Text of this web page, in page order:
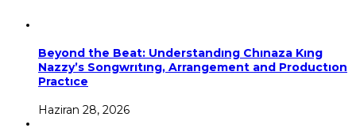
Beyond the Beat: Understandıng Chınaza Kıng
Nazzy’s Songwrıtıng, Arrangement and Productıon
Practıce
Haziran 28, 2026